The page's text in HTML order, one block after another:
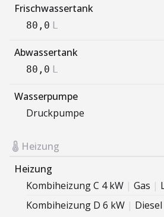
Frischwassertank
80,0 L
Abwassertank
80,0 L
Wasserpumpe
Druckpumpe
Heizung
Heizung
Kombiheizung C 4 kW | Gas |
Kombiheizung D 6 kW | Diesel